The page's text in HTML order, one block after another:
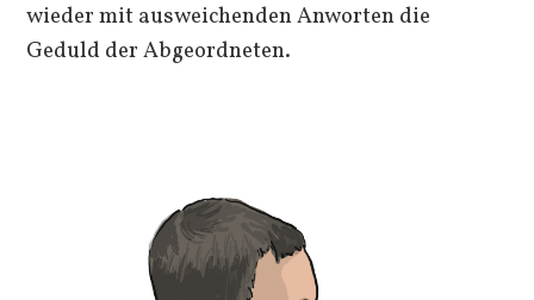
wieder mit ausweichenden Anworten die
Geduld der Abgeordneten.